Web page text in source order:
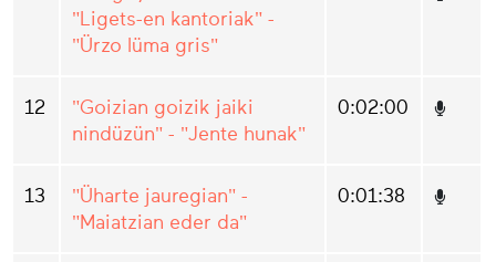
"Ligets-en kantoriak" -
"Ürzo lüma gris"
12
"Goizian goizik jaiki
nindüzün" - "Jente hunak"
0:02:00
13
"Üharte jauregian" -
"Maiatzian eder da"
0:01:38